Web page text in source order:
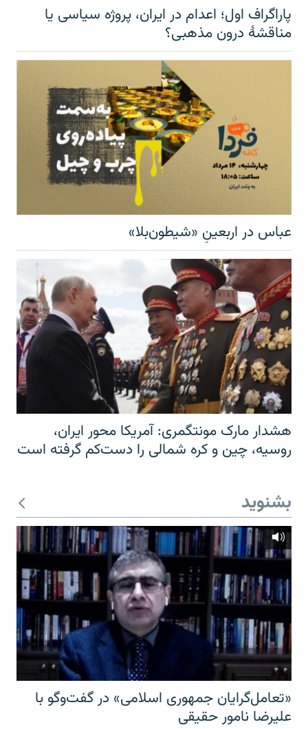
پاراگراف اول؛ اعدام در ایران، پروژه سیاسی یا
مناقشهٔ درون مذهبی؟
عباس در اربعینِ «شیطون‌بلا»
هشدار مارک مونتگمری: آمریکا محور ایران،
روسیه، چین و کره شمالی را دست‌کم گرفته است
بشنوید
«تعامل‌گرایان جمهوری اسلامی» در گفت‌وگو با
علیرضا نامور حقیقی